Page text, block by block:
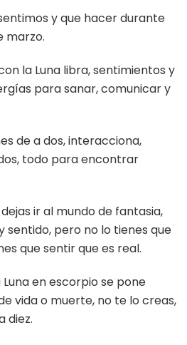
y que hacer durante
marzo.
la Luna libra, sentimientos y
para sanar, comunicar y
de a dos, interacciona,
todo para encontrar
ir al mundo de fantasia,
sentido, pero no lo tienes que
que sentir que es real.
en escorpio se pone
vida o muerte, no te lo creas,
diez.